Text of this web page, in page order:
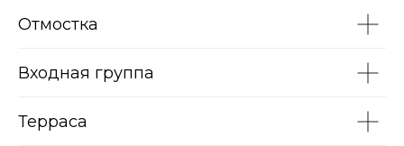
Отмостка
Входная группа
Терраса